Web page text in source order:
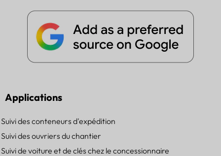
Applications
Suivi des conteneurs d'expédition
Suivi des ouvriers du chantier
Suivi de voiture et de clés chez le concessionnaire